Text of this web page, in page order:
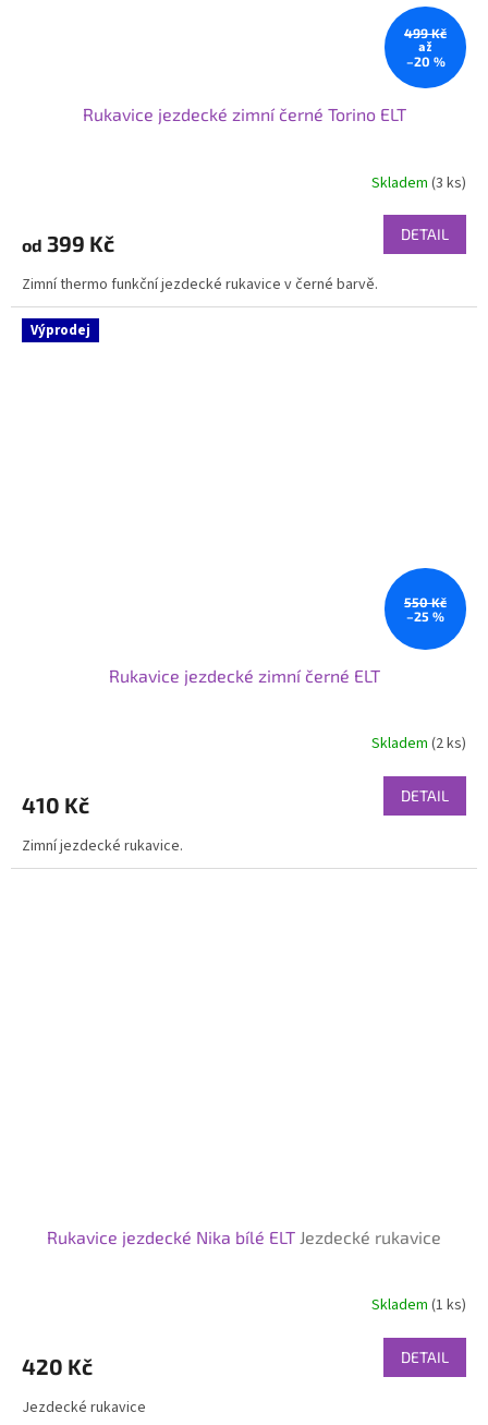
499 Kč
až
–20 %
Rukavice jezdecké zimní černé Torino ELT
Skladem (3 ks)
od 399 Kč DETAIL
Zimní thermo funkční jezdecké rukavice v černé barvě.
Výprodej
550 Kč
–25 %
Rukavice jezdecké zimní černé ELT
Skladem (2 ks)
410 Kč DETAIL
Zimní jezdecké rukavice.
Rukavice jezdecké Nika bílé ELT Jezdecké rukavice
Skladem (1 ks)
420 Kč DETAIL
Jezdecké rukavice